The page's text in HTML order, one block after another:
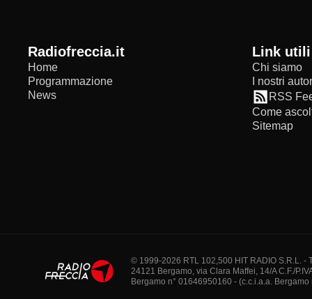
radiofreccia.it
Home
Programmazione
News
Link utili
Chi siamo
I nostri
RSS
Come
Sitemap
© 1999-2026 RTL 102,500 HIT RADIO S.R.L. -
24121 Bergamo, via Clara Maffei, 14/A C.F./
Bergamo n° 01646950160 - (c.c.i.a.a. Bergamo